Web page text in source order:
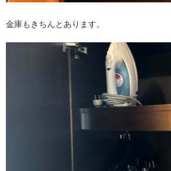
金庫もきちんとあります。